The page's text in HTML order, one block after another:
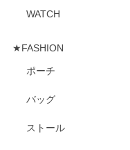
WATCH
★FASHION
ポーチ
バッグ
ストール